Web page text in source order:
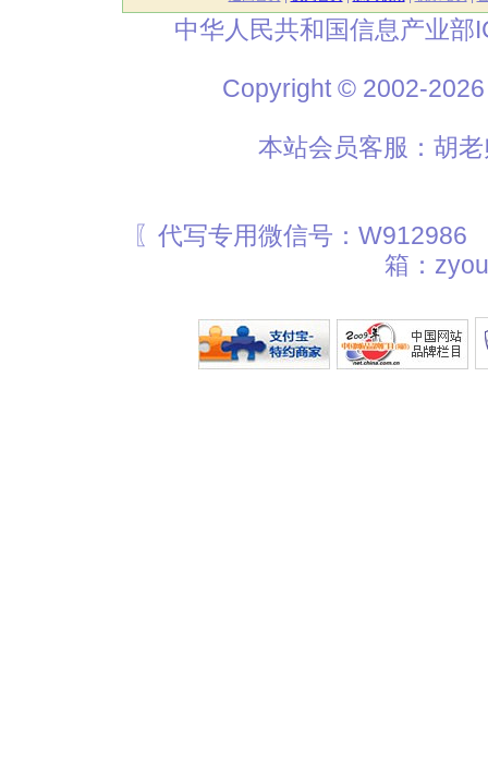
中华人民共和国信息产业部
Copyright © 2002-
本站会员客服：胡
〖代写专用微信号：
箱：